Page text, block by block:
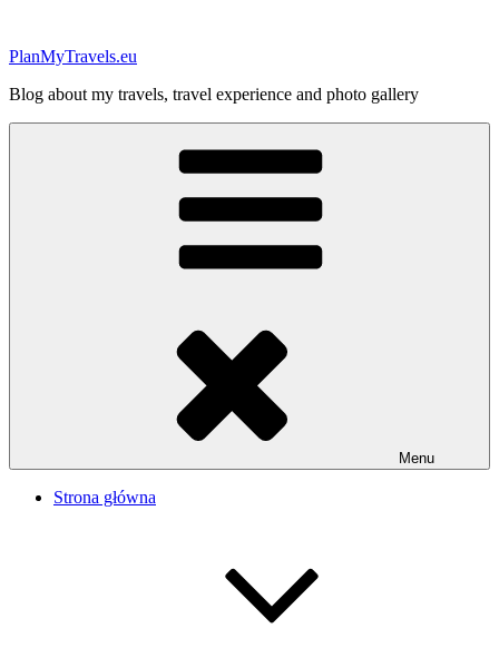
treści
PlanMyTravels.eu
Blog about my travels, travel experience and photo gallery
Menu
Strona główna